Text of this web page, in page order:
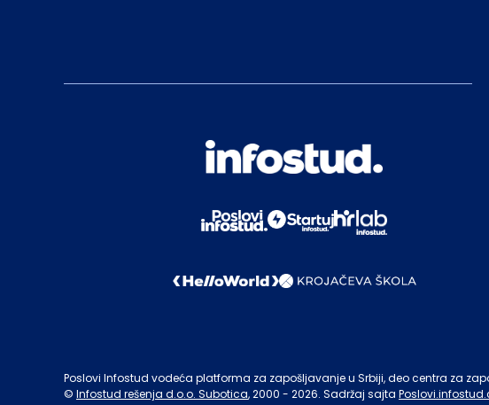
Poslovi Infostud vodeća platforma za zapošljavanje u Srbiji, deo centra za
© Infostud rešenja d.o.o. Subotica, 2000 - 2026. Sadržaj sajta